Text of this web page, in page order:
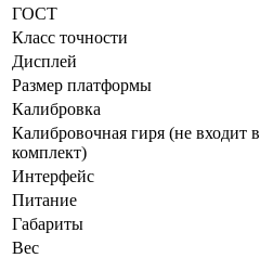
ГОСТ
Класс точности
Дисплей
Размер платформы
Калибровка
Калибровочная гиря (не входит в
комплект)
Интерфейс
Питание
Габариты
Вес